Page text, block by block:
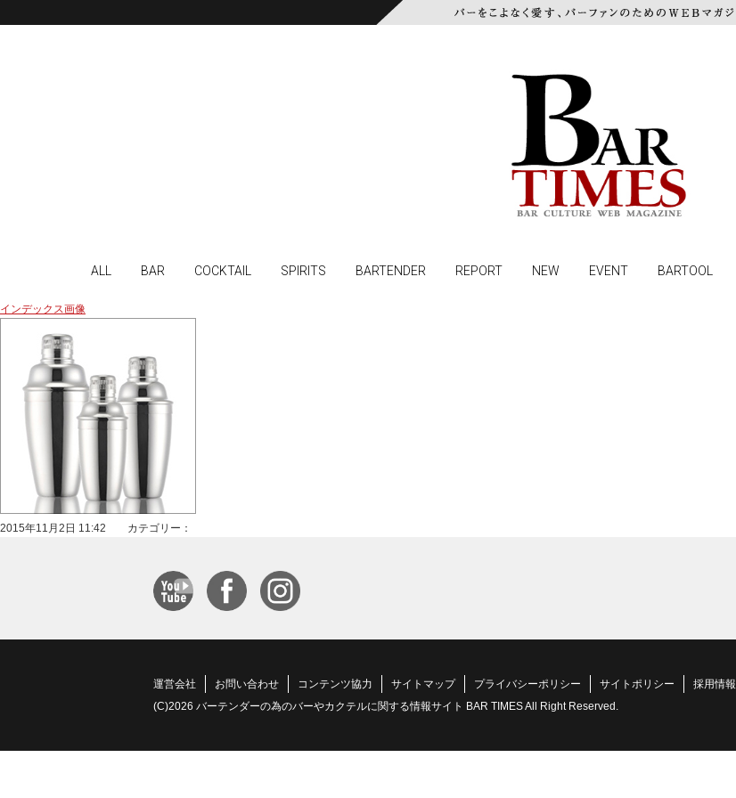
ALL BAR COCKTAIL SPIRITS BARTENDER REPORT NEW EVENT BARTOOL
インデックス画像
2015年11月2日 11:42 カテゴリー：
運営会社 お問い合わせ コンテンツ協力 サイトマップ プライバシーポリシー サイトポリシー
採用情報
(C)2026 バーテンダーの為のバーやカクテルに関する情報サイト BAR TIMES All Right Reserved.